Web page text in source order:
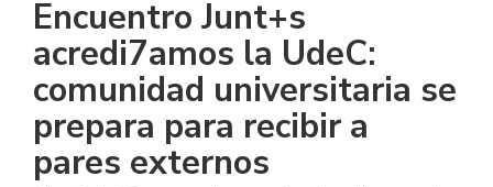
Encuentro Junt+s
acredi7amos la UdeC:
comunidad universitaria se
prepara para recibir a
pares externos